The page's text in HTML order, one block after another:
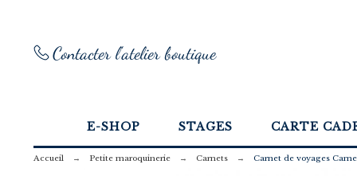
Contacter l'atelier boutique
E-SHOP STAGES CARTE
Accueil Petite maroquinerie Carnets Carnet de voyages